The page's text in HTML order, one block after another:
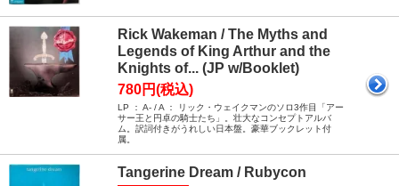
Rick Wakeman / The Myths and
Legends of King Arthur and the
Knights of... (JP w/Booklet)
780円(税込)
LP ： A- / A ： リック・ウェイクマンのソロ3作目「アー
サー王と円卓の騎士たち」。壮大なコンセプトアルバ
ム。訳詞付きがうれしい日本盤。豪華ブックレット付
属。
Tangerine Dream / Rubycon